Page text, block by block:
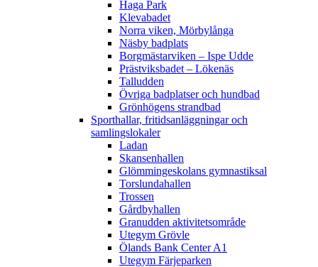
Haga Park
Klevabadet
Norra viken, Mörbylånga
Näsby badplats
Borgmästarviken – Ispe Udde
Prästviksbadet – Lökenäs
Talludden
Övriga badplatser och hundbad
Grönhögens strandbad
Sporthallar, fritidsanläggningar och
samlingslokaler
Ladan
Skansenhallen
Glömmingeskolans gymnastiksal
Torslundahallen
Trossen
Gårdbyhallen
Granudden aktivitetsområde
Utegym Grövle
Ölands Bank Center A1
Utegym Färjeparken